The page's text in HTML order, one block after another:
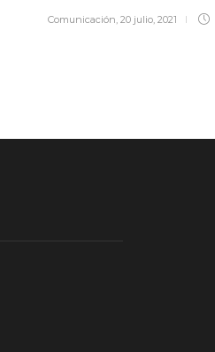
Comunicación, 20 julio, 2021